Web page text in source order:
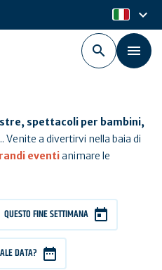
it
keyboard_arrow_down
spettacoli per bambini,
Venite a divertirvi nella baia di
eventianimare le
QUESTO FINE SETTIMANA
DATA?